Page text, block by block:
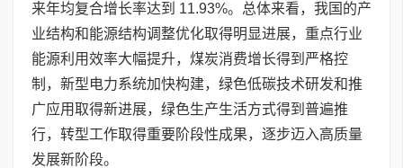
来年均复合增长率达到 11.93%。总体来看，我国的产
业结构和能源结构调整优化取得明显进展，重点行业
能源利用效率大幅提升，煤炭消费增长得到严格控
制，新型电力系统加快构建，绿色低碳技术研发和推
广应用取得新进展，绿色生产生活方式得到普遍推
行，转型工作取得重要阶段性成果，逐步迈入高质量
发展新阶段。